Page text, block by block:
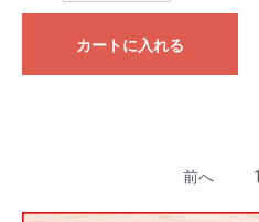
カートに入れる
前へ 1